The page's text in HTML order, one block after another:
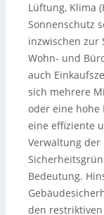
Lüftung, Klima
Sonnenschutz
inzwischen zur
Wohn- und
auch
sich mehrere
oder eine
eine effiziente
Verwaltung der
Bedeutung.
den